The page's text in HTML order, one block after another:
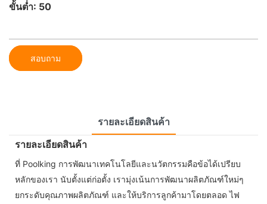
ขั้นต่ำ: 50
สอบถาม
รายละเอียดสินค้า
รายละเอียดสินค้า
ที่ Poolking การพัฒนาเทคโนโลยีและนวัตกรรมคือข้อได้เปรียบ
หลักของเรา นับตั้งแต่ก่อตั้ง เรามุ่งเน้นการพัฒนาผลิตภัณฑ์ใหม่ๆ
ยกระดับคุณภาพผลิตภัณฑ์ และให้บริการลูกค้ามาโดยตลอด ไฟ